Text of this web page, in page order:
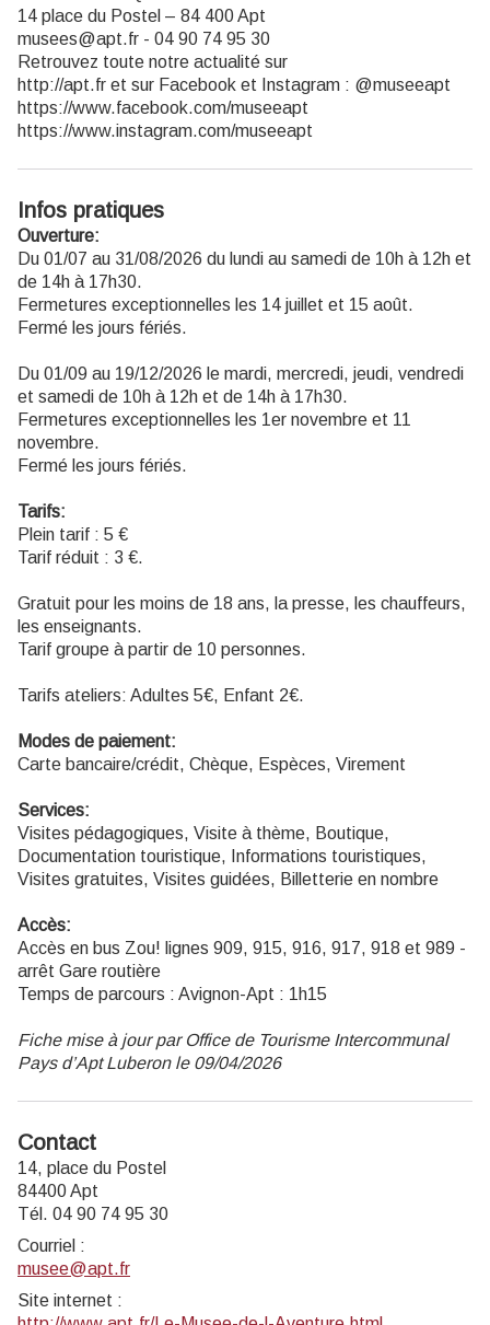
14 place du Postel – 84 400 Apt
musees@apt.fr - 04 90 74 95 30
Retrouvez toute notre actualité sur
http://apt.fr et sur Facebook et Instagram : @museeapt
https://www.facebook.com/museeapt
https://www.instagram.com/museeapt
Infos pratiques
Ouverture:
Du 01/07 au 31/08/2026 du lundi au samedi de 10h à 12h et
de 14h à 17h30.
Fermetures exceptionnelles les 14 juillet et 15 août.
Fermé les jours fériés.
Du 01/09 au 19/12/2026 le mardi, mercredi, jeudi, vendredi
et samedi de 10h à 12h et de 14h à 17h30.
Fermetures exceptionnelles les 1er novembre et 11
novembre.
Fermé les jours fériés.
Tarifs:
Plein tarif : 5 €
Tarif réduit : 3 €.
Gratuit pour les moins de 18 ans, la presse, les chauffeurs,
les enseignants.
Tarif groupe à partir de 10 personnes.
Tarifs ateliers: Adultes 5€, Enfant 2€.
Modes de paiement:
Carte bancaire/crédit, Chèque, Espèces, Virement
Services:
Visites pédagogiques, Visite à thème, Boutique,
Documentation touristique, Informations touristiques,
Visites gratuites, Visites guidées, Billetterie en nombre
Accès:
Accès en bus Zou! lignes 909, 915, 916, 917, 918 et 989 -
arrêt Gare routière
Temps de parcours : Avignon-Apt : 1h15
Fiche mise à jour par Office de Tourisme Intercommunal
Pays d’Apt Luberon le 09/04/2026
Contact
14, place du Postel
84400 Apt
Tél. 04 90 74 95 30
Courriel :
musee@apt.fr
Site internet :